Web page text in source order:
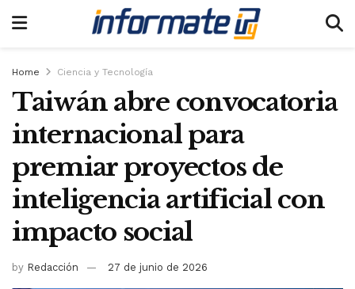
Home Ciencia y Tecnología
Taiwán abre convocatoria
internacional para
premiar proyectos de
inteligencia artificial con
impacto social
by Redacción 27 de junio de 2026